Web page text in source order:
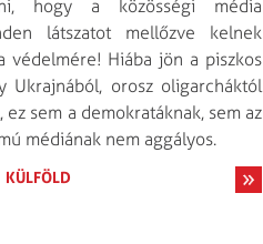
hogy a közösségi média
látszatot mellőzve kelnek
védelmére! Hiába jön a piszkos
Ukrajnából, orosz oligarcháktól
sem a demokratáknak, sem az
médiának nem aggályos.
KÜLFÖLD